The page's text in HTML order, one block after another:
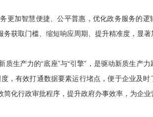
更加智慧便捷、公平普惠，优化政务服务的逻
获取门槛、缩短响应周期、提升精准度，显著
生产力的“底座”与“引擎”，是驱动新质生产力
，有效打通数据要素运行堵点，便于企业及时
化行政审批程序，提升政府办事效率，为企